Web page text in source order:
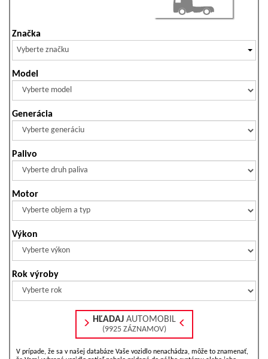
Značka
Vyberte značku
Model
Generácia
Palivo
Motor
Výkon
Rok výroby
HĽADAJAUTOMOBIL
(9925 ZÁZNAMOV)
V prípade, že sa v našej databáze Vaše vozidlo nenachádza, môže to znamenať,